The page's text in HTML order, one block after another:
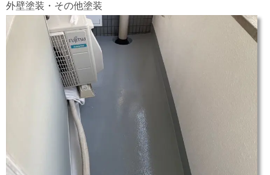
外壁塗装・その他塗装